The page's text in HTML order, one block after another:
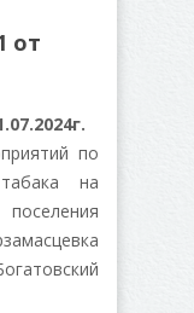
от
по
на